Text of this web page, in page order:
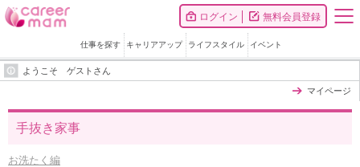
ログイン 無料会員登録
仕事を探す キャリアアップ ライフスタイル イベント
ようこそ ゲストさん
マイページ
手抜き家事
お洗たく編